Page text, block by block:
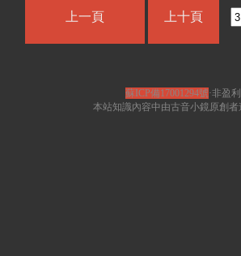
上一頁 上十頁
蘇ICP備17001294號·非盈
本站知識內容中由古音小鏡原創